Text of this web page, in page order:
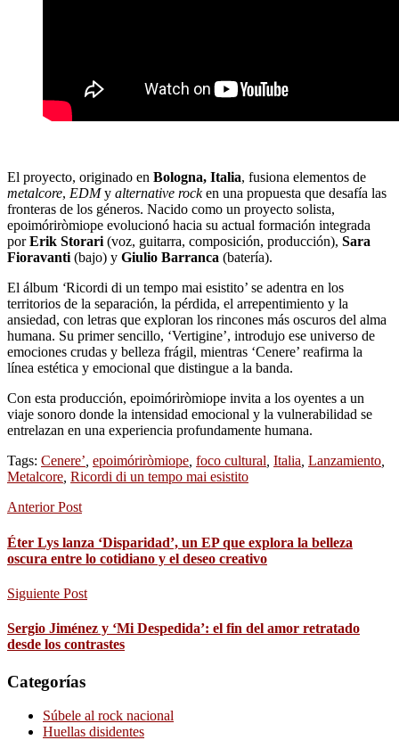
El proyecto, originado en Bologna, Italia, fusiona elementos de
metalcore, EDMy alternative rocken una propuesta que desafía las
fronteras de los géneros. Nacido como un proyecto solista,
epoimóriròmiope evolucionó hacia su actual formación integrada
porErik Storari(voz, guitarra, composición, producción), Sara
Fioravanti(bajo) y Giulio Barranca (batería).
El álbum ‘Ricordi di un tempo mai esistito’ se adentra en los
territorios de la separación, la pérdida, el arrepentimiento y la
ansiedad, con letras que exploran los rincones más oscuros del alma
humana. Su primer sencillo, ‘Vertigine’, introdujo ese universo de
emociones crudas y belleza frágil, mientras ‘Cenere’ reafirma la
línea estética y emocional que distingue a la banda.
Con esta producción, epoimóriròmiope invita a los oyentes a un
viaje sonoro donde la intensidad emocional y la vulnerabilidad se
entrelazan en una experiencia profundamente humana.
Tags: Cenere’, epoimóriròmiope, foco cultural, Italia, Lanzamiento,
Metalcore, Ricordi di un tempo mai esistito
Anterior Post
Éter Lys lanza ‘Disparidad’, un EP que explora la belleza
oscura entre lo cotidiano y el deseo creativo
Siguiente Post
Sergio Jiménez y ‘Mi Despedida’: el fin del amor retratado
desde los contrastes
Categorías
Súbele al rock nacional
Huellas disidentes